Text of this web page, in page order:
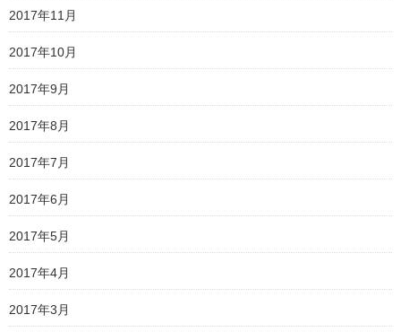
2017年11月
2017年10月
2017年9月
2017年8月
2017年7月
2017年6月
2017年5月
2017年4月
2017年3月